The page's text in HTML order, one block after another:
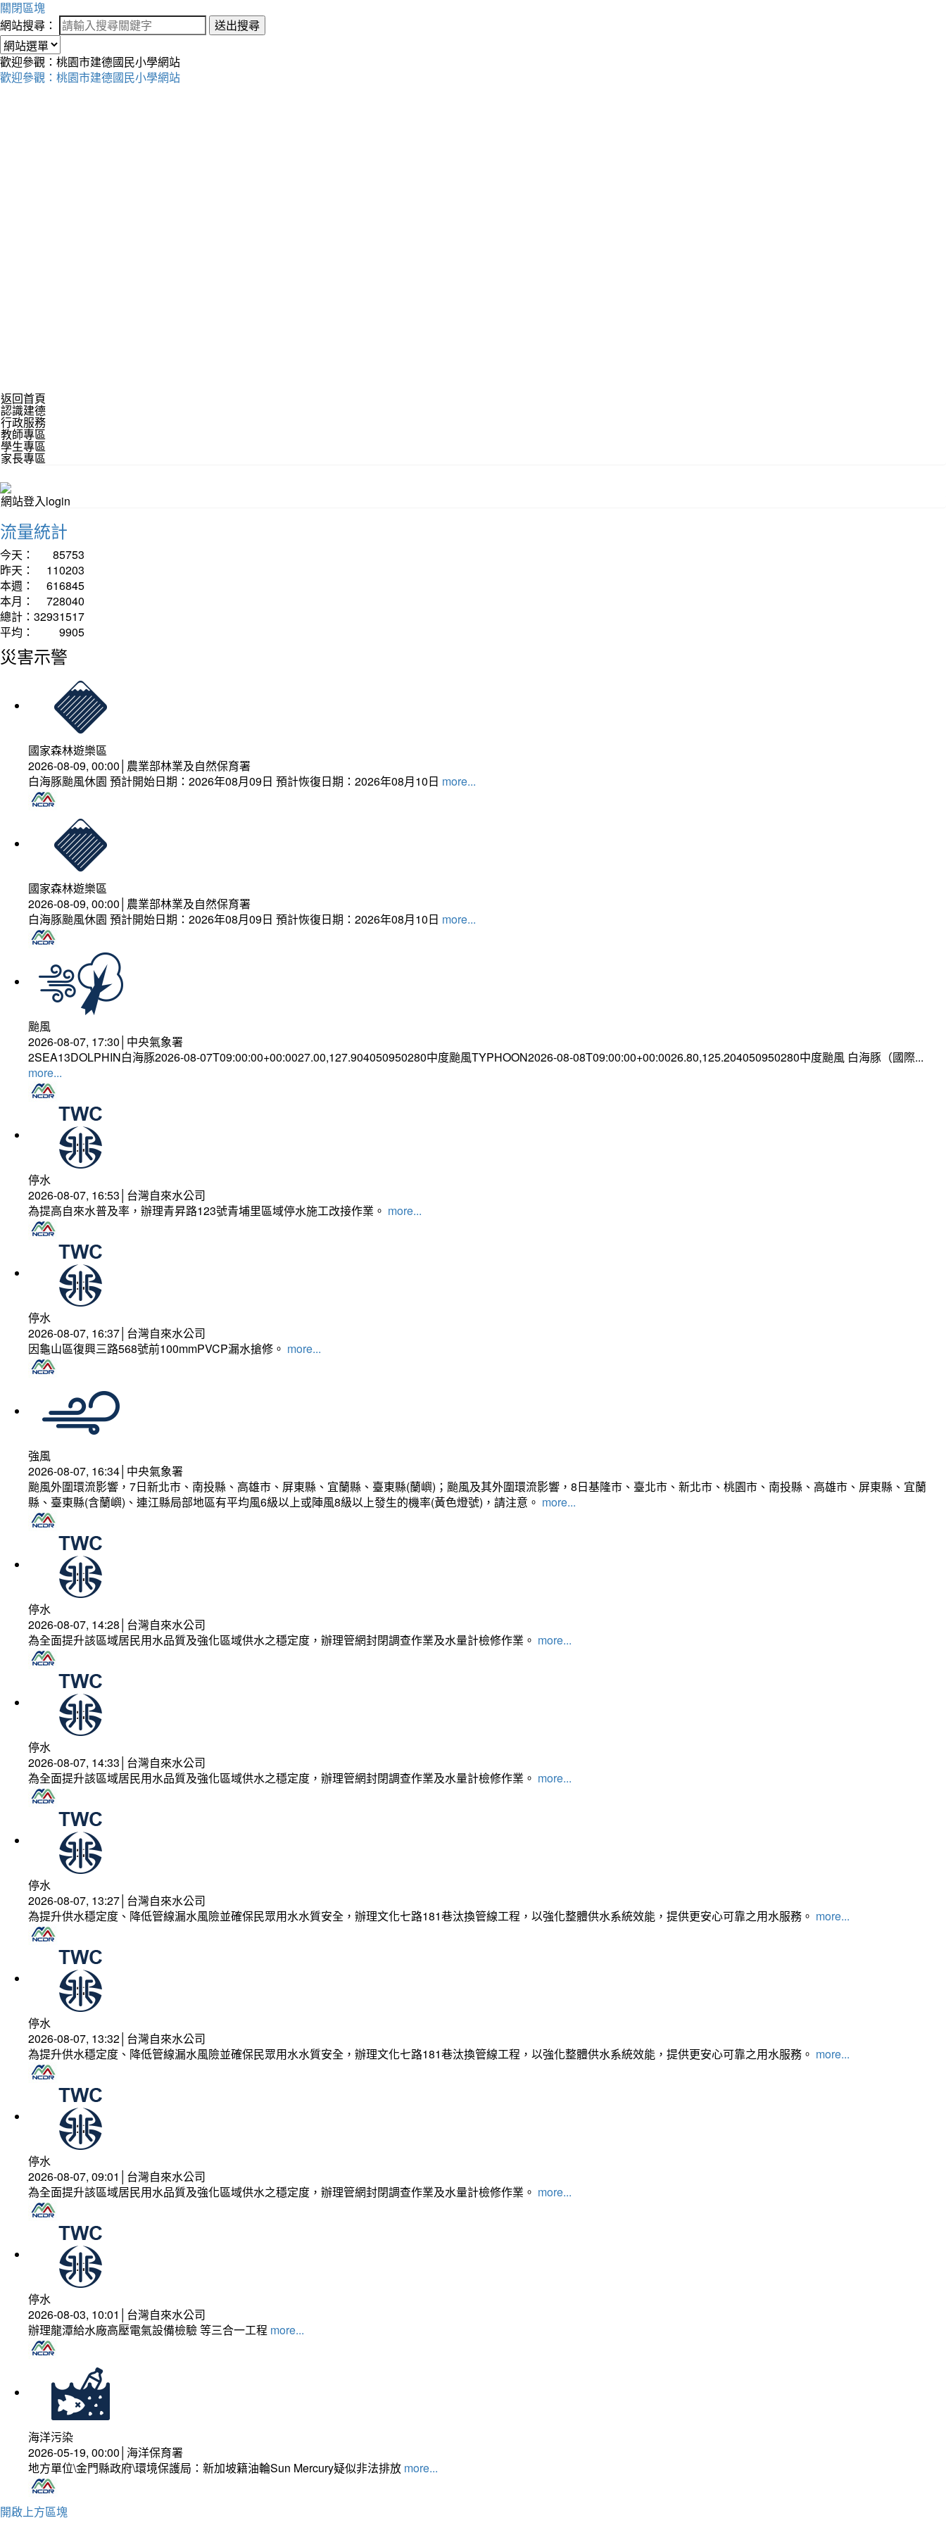
關閉區塊
網站搜尋：
送出搜尋
歡迎參觀：桃園市建德國民小學網站
歡迎參觀：桃園市建德國民小學網站
返回首頁
認識建德
行政服務
教師專區
學生專區
家長專區
網站登入login
流量統計
今天：
85753
昨天：
110203
本週：
616845
本月：
728040
總計： 32931517
平均：
9905
災害示警
國家森林遊樂區
2026-08-09, 00:00│農業部林業及自然保育署
白海豚颱風休園 預計開始日期：2026年08月09日 預計恢復日期：2026年08月10日 more...
國家森林遊樂區
2026-08-09, 00:00│農業部林業及自然保育署
白海豚颱風休園 預計開始日期：2026年08月09日 預計恢復日期：2026年08月10日 more...
颱風
2026-08-07, 17:30│中央氣象署
2SEA13DOLPHIN白海豚2026-08-07T09:00:00+00:0027.00,127.904050950280中度颱風TYPHOON2026-08-08T09:00:00+00:0026.80,125.204050950280中度颱風 白海豚（國際...
more...
停水
2026-08-07, 16:53│台灣自來水公司
為提高自來水普及率，辦理青昇路123號青埔里區域停水施工改接作業。 more...
停水
2026-08-07, 16:37│台灣自來水公司
因龜山區復興三路568號前100mmPVCP漏水搶修。 more...
強風
2026-08-07, 16:34│中央氣象署
颱風外圍環流影響，7日新北市、南投縣、高雄市、屏東縣、宜蘭縣、臺東縣(蘭嶼)；颱風及其外圍環流影響，8日基隆市、臺北市、新北市、桃園市、南投縣、高雄市、屏東縣、宜蘭
縣、臺東縣(含蘭嶼)、連江縣局部地區有平均風6級以上或陣風8級以上發生的機率(黃色燈號)，請注意。 more...
停水
2026-08-07, 14:28│台灣自來水公司
為全面提升該區域居民用水品質及強化區域供水之穩定度，辦理管網封閉調查作業及水量計檢修作業。 more...
停水
2026-08-07, 14:33│台灣自來水公司
為全面提升該區域居民用水品質及強化區域供水之穩定度，辦理管網封閉調查作業及水量計檢修作業。 more...
停水
2026-08-07, 13:27│台灣自來水公司
為提升供水穩定度、降低管線漏水風險並確保民眾用水水質安全，辦理文化七路181巷汰換管線工程，以強化整體供水系統效能，提供更安心可靠之用水服務。 more...
停水
2026-08-07, 13:32│台灣自來水公司
為提升供水穩定度、降低管線漏水風險並確保民眾用水水質安全，辦理文化七路181巷汰換管線工程，以強化整體供水系統效能，提供更安心可靠之用水服務。 more...
停水
2026-08-07, 09:01│台灣自來水公司
為全面提升該區域居民用水品質及強化區域供水之穩定度，辦理管網封閉調查作業及水量計檢修作業。 more...
停水
2026-08-03, 10:01│台灣自來水公司
辦理龍潭給水廠高壓電氣設備檢驗 等三合一工程 more...
海洋污染
2026-05-19, 00:00│海洋保育署
地方單位\金門縣政府\環境保護局：新加坡籍油輪Sun Mercury疑似非法排放 more...
開啟上方區塊